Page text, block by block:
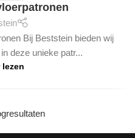
Bij Beststein bieden wij
deze unieke patr...
lezen